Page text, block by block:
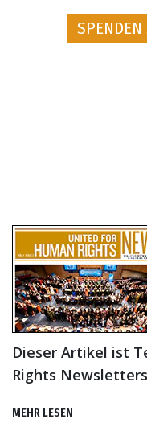
SPENDEN
Dieser Artikel ist
Rights Newsletters
MEHR LESEN